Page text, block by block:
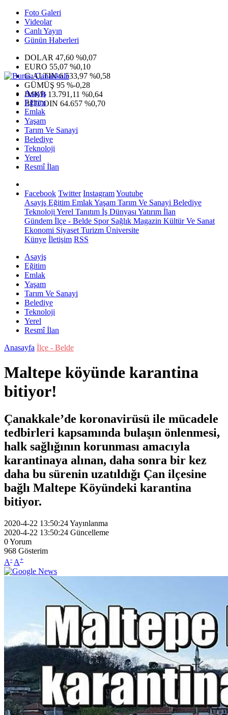
Foto Galeri
Videolar
Canlı Yayın
Günün Haberleri
DOLAR 47,60 %0,07
EURO 55,07 %0,10
G.ALTIN6.533,97 %0,58
GÜMÜŞ 95 %-0,28
IMKB 13.791,11 %0,64
BITCOIN 64.657 %0,70
Asayiş
Eğitim
Emlak
Yaşam
Tarım Ve Sanayi
Belediye
Teknoloji
Yerel
Resmî İlan
Facebook Twitter InstagramYoutube
Asayiş Eğitim EmlakYaşam Tarım Ve Sanayi Belediye
Teknoloji Yerel Tanıtım İş Dünyası Yatırım İlan
Gündem İlçe - Belde SporSağlık Magazin Kültür Ve Sanat
Ekonomi Siyaset Turizm Üniversite
Künye İletişim RSS
Asayiş
Eğitim
Emlak
Yaşam
Tarım Ve Sanayi
Belediye
Teknoloji
Yerel
Resmî İlan
Anasayfa İlçe - Belde
Maltepe köyünde karantina
bitiyor!
Çanakkale’de koronavirüsü ile mücadele
tedbirleri kapsamında bulaşın önlenmesi,
halk sağlığının korunması amacıyla
karantinaya alınan, daha sonra bir kez
daha bu sürenin uzatıldığı Çan ilçesine
bağlı Maltepe Köyündeki karantina
bitiyor.
2020-4-22 13:50:24Yayınlanma
2020-4-22 13:50:24 Güncelleme
0Yorum
968 Gösterim
A- A+